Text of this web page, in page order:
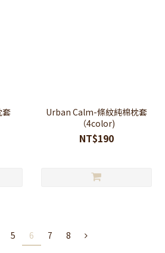
套
Urban Calm-條紋純棉枕套
（4color)
NT$190
5 6 7 8